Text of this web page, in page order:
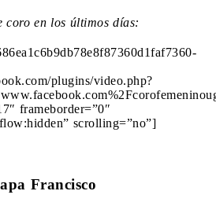
coro en los últimos días:
plugins/video.php?
frameborder=”0″
scrolling=”no”]
Francisco